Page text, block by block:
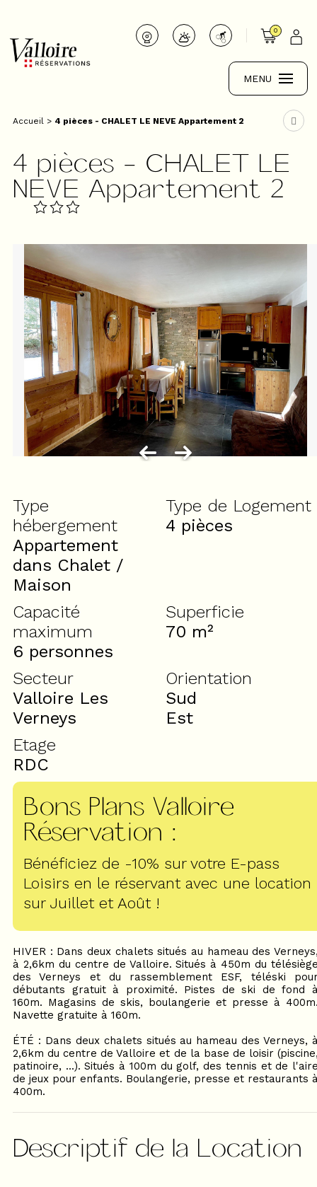
0
MENU
Accueil > 4 pièces - CHALET LE NEVE Appartement 2
4 pièces - CHALET LE
NEVE Appartement 2
Type
hébergement
Appartement
dans Chalet /
Maison
Type de Logement
4 pièces
Capacité
maximum
6 personnes
Superficie
70 m²
Secteur
Valloire Les
Verneys
Orientation
Sud
Est
Etage
RDC
Bons Plans Valloire
Réservation :
Bénéficiez de -10% sur votre E-pass
Loisirs en le réservant avec une location
sur Juillet et Août !
HIVER : Dans deux chalets situés au hameau des
à 2,6km du centre de Valloire. Situés à 450m du
des Verneys et du rassemblement ESF, téléski
débutants gratuit à proximité. Pistes de ski de fond
160m. Magasins de skis, boulangerie et presse à
Navette gratuite à 160m.
ÉTÉ : Dans deux chalets situés au hameau des Verneys,
2,6km du centre de Valloire et de la base de loisir
patinoire, ...). Situés à 100m du golf, des tennis et de
de jeux pour enfants. Boulangerie, presse et restaurants
400m.
Descriptif de la Location